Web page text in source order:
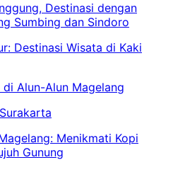
Destinasi dengan
Sumbing dan Sindoro
Destinasi Wisata di Kaki
Alun-Alun Magelang
Menikmati Kopi
Gunung